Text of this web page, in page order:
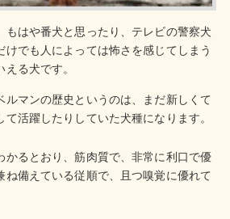
もはや番犬と思ったり、テレビの警察犬
けでも人によっては怖さを感じてしまう
る犬です。
ルマンの歴史というのは、まだ新しくて
活躍したりしていた犬種になります。
かるとおり、筋肉質で、非常に利口で優
ね備えている従順で、且つ嗅覚に優れて